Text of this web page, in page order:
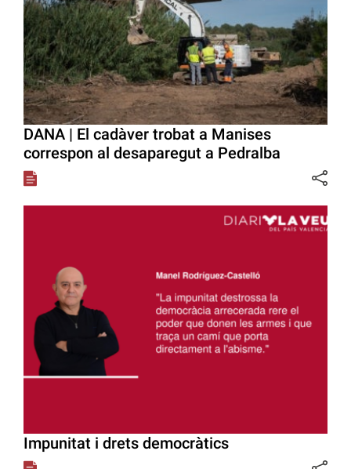
DANA | El cadàver trobat a Manises
correspon al desaparegut a Pedralba
Impunitat i drets democràtics